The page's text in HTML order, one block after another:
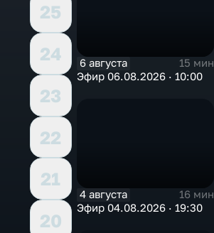
25
24
23
22
21
20
6 августа
15 мин
Эфир 06.08.2026 · 10:00
4 августа
16 мин
Эфир 04.08.2026 · 19:30